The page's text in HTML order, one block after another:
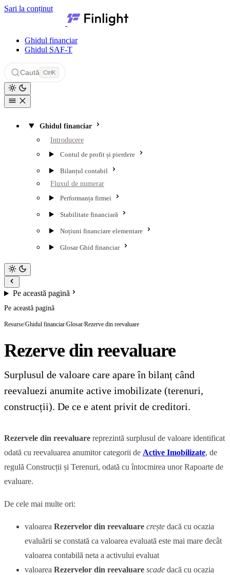
Sari la conținut
Finlight — Centru de resurse
Ghidul financiar
Ghidul SAF-T
Caută CtrlK
Ghidul financiar
Introducere
Contul de profit și pierdere
Bilanțul contabil
Fluxul de numerar
Performanța firmei
Stabilitate financiară
Noțiuni financiare elementare
Glosar Ghid financiar
Pe această pagină
Pe această pagină
Resurse/Ghidul financiar/Glosar/Rezerve din reevaluare
Rezerve din reevaluare
Surplusul de valoare care apare în bilanț când
reevaluezi anumite active imobilizate (terenuri,
construcții). De ce e atent privit de creditori.
Rezervele din reevaluare reprezintă surplusul de valoare identificat
odată cu reevaluarea anumitor categorii de Active Imobilizate, de
regulă Construcții și Terenuri, odată cu întocmirea unor Rapoarte de
evaluare.
De cele mai multe ori:
valoarea Rezervelor din reevaluare crește dacă cu ocazia
evaluării se constată ca valoarea evaluată este mai mare decât
valoarea contabilă neta a activului evaluat
valoarea Rezervelor din reevaluare scade dacă cu ocazia